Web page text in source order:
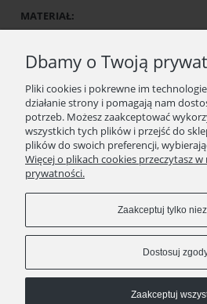
MATERIAŁ:
Pochodzenie: Włochy
Tkanina o cieńszej niż standardowa
120 g, wygodna i szlechatna na ciele,
sprawdzi się wiosną i latem.
PRODUKCJA:
Zaprojektowane i wyprodukowane w
wyprodukowane we Włoszech.
Uwaga! Koniecznie zweryfikuj
naszą tabelą rozmiarów
Wymiana lub zwrot w przeciągu 14 dni.
Dbamy o Twoją
Pliki cookies i pokrewne im
działanie strony i pomagają nam
potrzeb. Możesz zaakceptować
wszystkich tych plików i przejść do
plików do swoich preferencji,
Więcej o plikach cookies przeczytasz w
prywatności.
Zaakceptuj tylko
Dostosuj
Zaakceptuj